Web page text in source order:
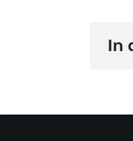
In